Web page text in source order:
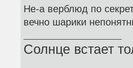
Не-а верблюд по
вечно шарики
Солнце встает